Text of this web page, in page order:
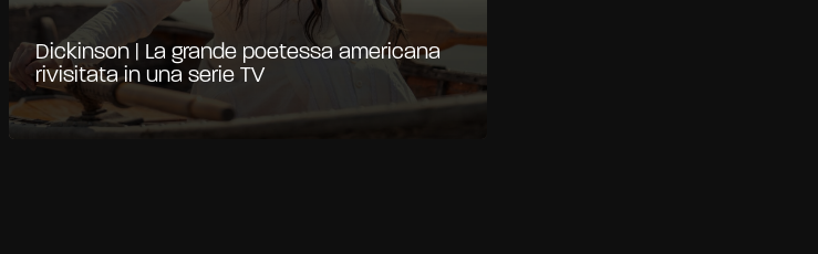
Dickinson | La grande poetessa americana
rivisitata in una serie TV